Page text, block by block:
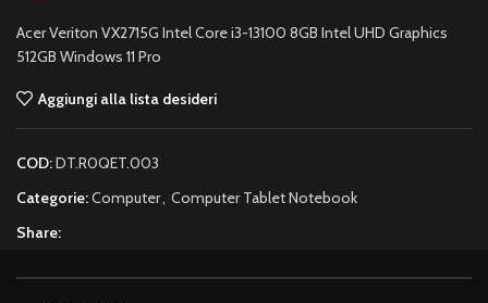
Acer Veriton VX2715G Intel Core i3-13100 8GB Intel UHD Graphics
512GB Windows 11 Pro
Aggiungi alla lista desideri
COD:DT.R0QET.003
Categorie:Computer, Computer Tablet Notebook
Share: